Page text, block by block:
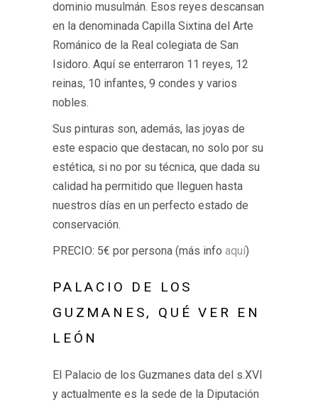
dominio musulmán. Esos reyes descansan
en la denominada Capilla Sixtina del Arte
Románico de la Real colegiata de San
Isidoro. Aquí se enterraron 11 reyes, 12
reinas, 10 infantes, 9 condes y varios
nobles.
Sus pinturas son, además, las joyas de
este espacio que destacan, no solo por su
estética, si no por su técnica, que dada su
calidad ha permitido que lleguen hasta
nuestros días en un perfecto estado de
conservación.
PRECIO: 5€ por persona (más info aquí)
PALACIO DE LOS
GUZMANES, QUÉ VER EN
LEÓN
El Palacio de los Guzmanes data del s.XVI
y actualmente es la sede de la Diputación